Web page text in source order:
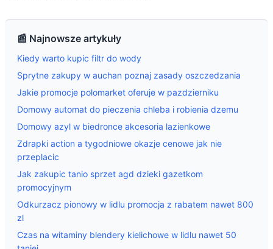
📰 Najnowsze artykuły
Kiedy warto kupic filtr do wody
Sprytne zakupy w auchan poznaj zasady oszczedzania
Jakie promocje polomarket oferuje w pazdzierniku
Domowy automat do pieczenia chleba i robienia dzemu
Domowy azyl w biedronce akcesoria lazienkowe
Zdrapki action a tygodniowe okazje cenowe jak nie
przeplacic
Jak zakupic tanio sprzet agd dzieki gazetkom
promocyjnym
Odkurzacz pionowy w lidlu promocja z rabatem nawet 800
zl
Czas na witaminy blendery kielichowe w lidlu nawet 50